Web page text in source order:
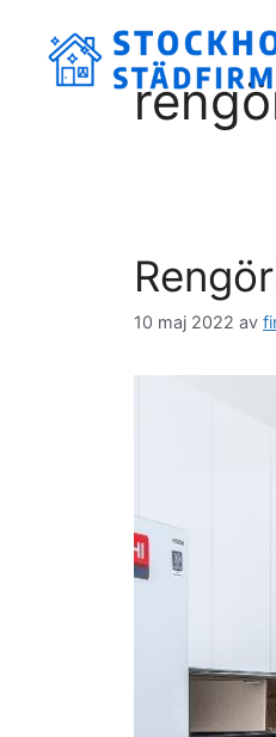
innehåll
10 maj 2022 av